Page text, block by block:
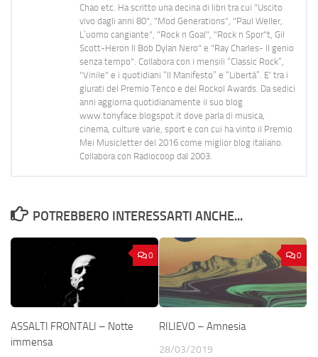
Chao etc. Ha scritto una decina di libri tra cui "Uscito
vivo dagli anni 80", "Mod Generations", "Paul Weller,
L’uomo cangiante", "Rock n Goal", "Rock n Spor"t, Gil
Scott-Heron Il Bob Dylan Nero" e "Ray Charles- Il genio
senza tempo". Collabora con i mensili “Classic Rock”,
"Vinile" e i quotidiani “Il Manifesto” e “Libertà”. E' tra i
giurati del Premio Tenco e del Rockol Awards. Da sedici
anni aggiorna quotidianamente il suo blog
www.tonyface.blogspot.it dove parla di musica,
cinema, culture varie, sport e con cui ha vinto il Premio
Mei Musicletter del 2016 come miglior blog italiano.
Collabora con Radiocoop dal 2003.
POTREBBERO INTERESSARTI ANCHE...
0
ASSALTI FRONTALI – Notte
immensa
0
RILIEVO – Amnesia
28/03/2019